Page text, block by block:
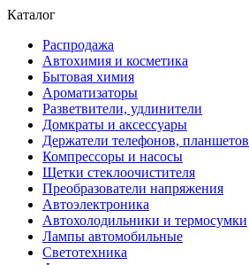
Каталог
Распродажа
Автохимия и косметика
Бытовая химия
Ароматизаторы
Разветвители, удлинители
Домкраты и аксессуары
Держатели телефонов, планшетов
Компрессоры и насосы
Щетки стеклоочистителя
Преобразователи напряжения
Автоэлектроника
Автохолодильники и термосумки
Лампы автомобильные
Светотехника